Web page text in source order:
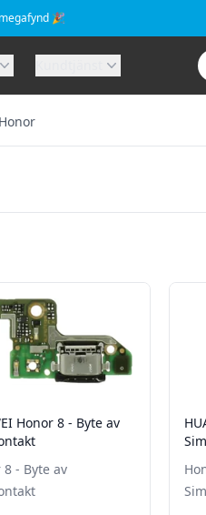
🎉
Honor
Honor 8 - Byte av
8 - Byte av